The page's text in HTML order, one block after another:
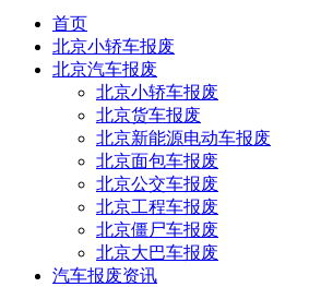
首页
北京小轿车报废
北京汽车报废
北京小轿车报废
北京货车报废
北京新能源电动车报废
北京面包车报废
北京公交车报废
北京工程车报废
北京僵尸车报废
北京大巴车报废
汽车报废资讯